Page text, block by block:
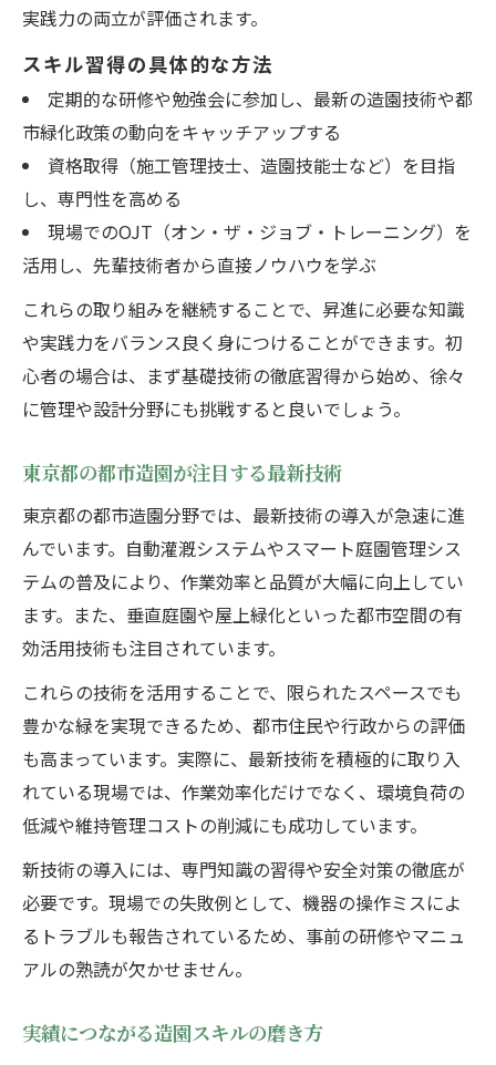
実践力の両立が評価されます。
スキル習得の具体的な方法
定期的な研修や勉強会に参加し、最新の造園技術や都
市緑化政策の動向をキャッチアップする
資格取得（施工管理技士、造園技能士など）を目指
し、専門性を高める
現場でのOJT（オン・ザ・ジョブ・トレーニング）を
活用し、先輩技術者から直接ノウハウを学ぶ
これらの取り組みを継続することで、昇進に必要な知識
や実践力をバランス良く身につけることができます。初
心者の場合は、まず基礎技術の徹底習得から始め、徐々
に管理や設計分野にも挑戦すると良いでしょう。
東京都の都市造園が注目する最新技術
東京都の都市造園分野では、最新技術の導入が急速に進
んでいます。自動灌漑システムやスマート庭園管理シス
テムの普及により、作業効率と品質が大幅に向上してい
ます。また、垂直庭園や屋上緑化といった都市空間の有
効活用技術も注目されています。
これらの技術を活用することで、限られたスペースでも
豊かな緑を実現できるため、都市住民や行政からの評価
も高まっています。実際に、最新技術を積極的に取り入
れている現場では、作業効率化だけでなく、環境負荷の
低減や維持管理コストの削減にも成功しています。
新技術の導入には、専門知識の習得や安全対策の徹底が
必要です。現場での失敗例として、機器の操作ミスによ
るトラブルも報告されているため、事前の研修やマニュ
アルの熟読が欠かせません。
実績につながる造園スキルの磨き方